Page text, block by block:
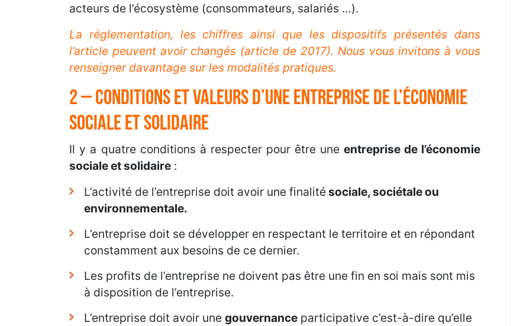
acteurs de l’écosystème (consommateurs, salariés …).
La réglementation, les chiffres ainsi que les dispositifs présentés dans
l’article peuvent avoir changés (article de 2017). Nous vous invitons à vous
renseigner davantage sur les modalités pratiques.
2 – Conditions et valeurs d’une entreprise de l’économie
sociale et solidaire
Il y a quatre conditions à respecter pour être une entreprise de l’économie
sociale et solidaire :
L’activité de l’entreprise doit avoir une finalitésociale, sociétale ou
environnementale.
L’entreprise doit se développer en respectant le territoire et en répondant
constamment aux besoins de ce dernier.
Les profits de l’entreprise ne doivent pas être une fin en soi mais sont mis
à disposition de l’entreprise.
L’entreprise doit avoir une gouvernance participative c’est-à-dire qu’elle